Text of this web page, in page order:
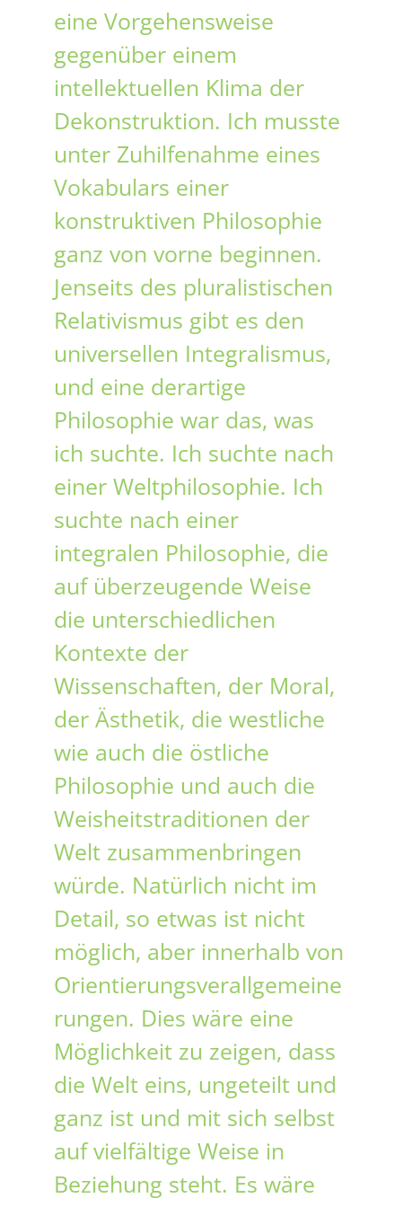
eine Vorgehensweise
gegenüber einem
intellektuellen Klima der
Dekonstruktion. Ich musste
unter Zuhilfenahme eines
Vokabulars einer
konstruktiven Philosophie
ganz von vorne beginnen.
Jenseits des pluralistischen
Relativismus gibt es den
universellen Integralismus,
und eine derartige
Philosophie war das, was
ich suchte. Ich suchte nach
einer Weltphilosophie. Ich
suchte nach einer
integralen Philosophie, die
auf überzeugende Weise
die unterschiedlichen
Kontexte der
Wissenschaften, der Moral,
der Ästhetik, die westliche
wie auch die östliche
Philosophie und auch die
Weisheitstraditionen der
Welt zusammenbringen
würde. Natürlich nicht im
Detail, so etwas ist nicht
möglich, aber innerhalb von
Orientierungsverallgemeine
rungen. Dies wäre eine
Möglichkeit zu zeigen, dass
die Welt eins, ungeteilt und
ganz ist und mit sich selbst
auf vielfältige Weise in
Beziehung steht. Es wäre